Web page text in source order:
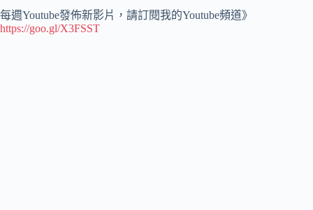
每週Youtube發佈新影片，請訂閱我的Youtube頻道》
https://goo.gl/X3FSST